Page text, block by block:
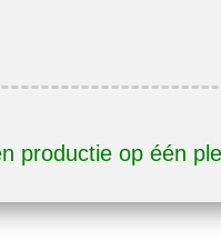
productie op één